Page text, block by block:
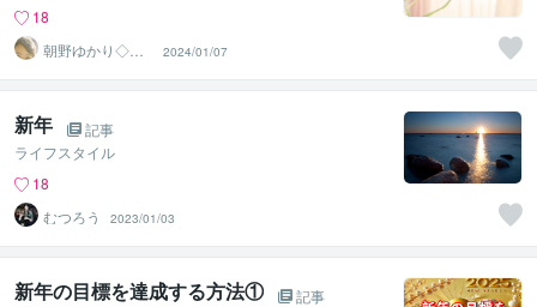
18
朝野ゆかり◇癒
しの部屋
2024/01/07
新年
記事
ライフスタイル
18
むつろう
2023/01/03
新年の目標を達成する方法①
記事